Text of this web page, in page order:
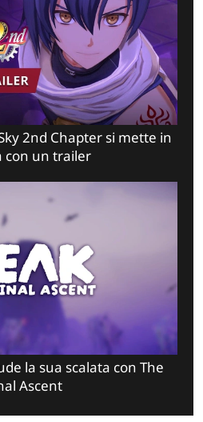
2nd Chapter si mette in
con un trailer
la sua scalata con The
Ascent